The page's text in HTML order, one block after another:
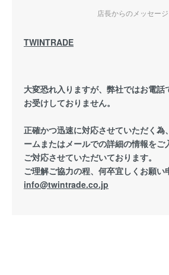
店長からのメッセージ
TWINTRADE
大変恐れ入りますが、弊社ではお電話
お受けしておりません。
正確かつ迅速に対応させていただく為
ームまたはメールでの詳細の情報をご
ご対応させていただいております。
ご理解ご協力の程、何卒宜しくお願い
info@twintrade.co.jp